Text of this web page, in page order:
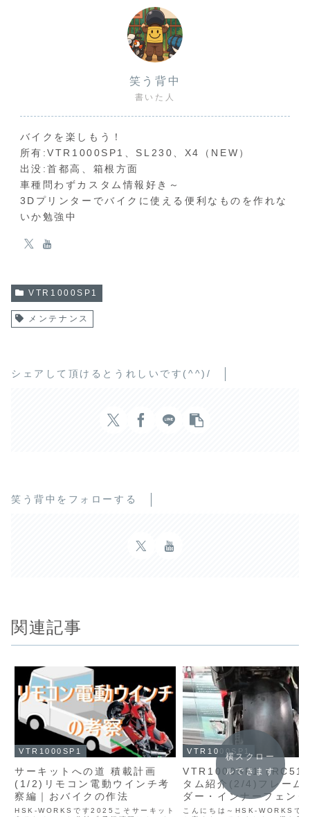
笑う背中
書いた人
バイクを楽しもう！
所有:VTR1000SP1、SL230、X4（NEW）
出没:首都高、箱根方面
車種問わずカスタム情報好き～
3Dプリンターでバイクに使える便利なものを作れな
いか勉強中
VTR1000SP1
メンテナンス
シェアして頂けるとうれしいです(^^)/
笑う背中をフォローする
関連記事
VTR1000SP1
サーキットへの道 積載計画
(1/2)リモコン電動ウインチ考
察編｜おバイクの作法
HSK-WORKSです2025こそサーキット
VTR1000SP1
VTR1000SP1（RC51
タム紹介(2/4)フレーム
ダー・インナーフェン
プロケガード・スタン
こんにちは～HSK-WORKSで
横スクロー
ルできます